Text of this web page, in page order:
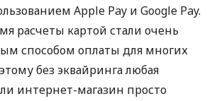
Apple Pay и Google Pay.
расчеты картой стали очень
способом оплаты для многих
без эквайринга любая
интернет-магазин просто